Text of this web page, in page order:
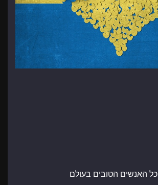
כל האנשים הטובים בעולם